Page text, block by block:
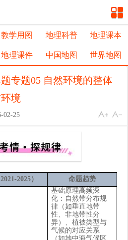
教学用图 地理科普 地理课本
地理课件 中国地图 世界地图
专题05 自然环境的整体
境
02-25
2021-2025） 命题趋势
基础原理高频深
化：自然带分布规
律（如垂直地带
性、非地带性分
异）、植被类型与
气候的对应关系
（如地中海气候区